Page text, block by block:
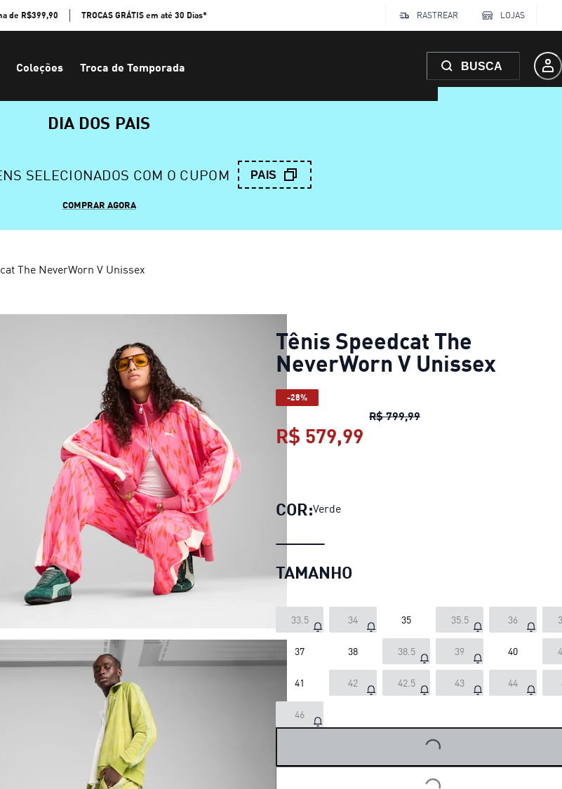
de R$399,90 TROCAS GRÁTIS em até 30 Dias* RASTREAR LOJAS
Coleções Troca de Temporada BUSCA
DIA DOS PAIS
SELECIONADOS COM O CUPOM PAIS
COMPRAR AGORA
The NeverWorn V Unissex
Tênis Speedcat The
NeverWorn V Unissex
-28%
R$ 799,99Tênis Speedcat The
R$ 579,99
COR:Verde
TAMANHO
33.5 34 35 35.5 36
37 38 38.5 39 40
41 42 42.5 43 44
46 LOADING...
LOADING...